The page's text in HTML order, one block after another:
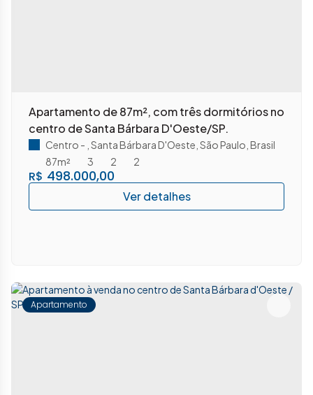
Apartamento de 87m², com três dormitórios no
centro de Santa Bárbara D'Oeste/SP.
R$ 498.000,00
Centro Santa Bárbara D'Oeste São Paulo Brasil
3
2
87m² 2
Apartamento